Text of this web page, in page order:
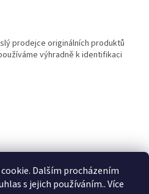
Dalším procházením
s jejich používáním.. Více
prodejce originálních produktů
výhradně k identifikaci